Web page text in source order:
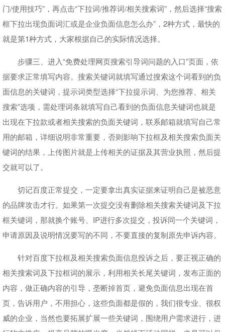
门/使用技巧”，再点击“下拉词/推荐词/相关搜索词”，然后选择“搜索
框下拉出现负面词汇或是企业负面信息怎么办”，2种方式，最快的
就是第1种方式，大家根据自己的实际情况选择。
步骤三、进入“免费处理网页搜索引导词问题的入口”页面，依
据要求正常填写内容。搜索关键词就填写通过搜索这个词看到的负
面信息的关键词，提示词类型选择“下拉提示词、为您推荐、相关
搜索”选项，需处理词条就填写自己看到的负面信息关键词也就是
出现在下拉款或者相关搜索的负面关键词，联系邮箱就填写自己常
用的邮箱，详细说明非常重要，否则影响下拉框及相关搜索负面关
键词的结果，上传图片就是上传相关的证据及其营业执照，然后提
交就可以了。
切记百度正常提交，一定要拿出真实证据来证明自己是被恶意
的品牌攻击才行。如果第一次提交没有删除相关搜索关键词及下拉
框关键词，那就换个账号、IP进行多次提交，投诉同一个关键词，
申请原因及说明情况要写的不同，不要直接的复制原先申诉内容。
针对百度下拉框及相关搜索负面信息投诉之后，要正视正确的
相关搜索词及下拉框词的展示，利用相关长尾关键词，发布正面的
内容，做正确内容的引导，垄断掉首页，避免负面信息出现在首
页，告诉用户，不用担心，这些负面都是假的，我们很专业、很权
威的企业，当然也要拓展扩展一些关键词，围绕用户需求进行，进